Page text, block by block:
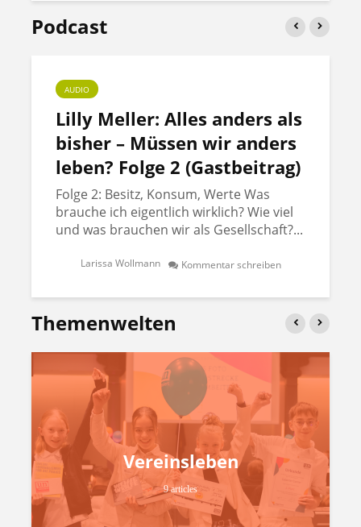
Podcast
AUDIO
Lilly Meller: Alles anders als
bisher – Müssen wir anders
leben? Folge 2 (Gastbeitrag)
Folge 2: Besitz, Konsum, Werte Was
brauche ich eigentlich wirklich? Wie viel
und was brauchen wir als Gesellschaft?...
Larissa Wollmann Kommentar schreiben
Themenwelten
Vereinsleben
9 articles